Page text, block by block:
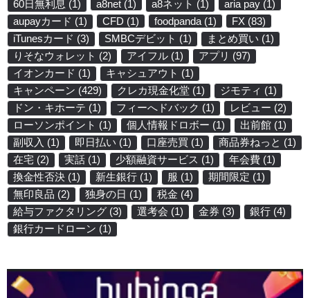
60日無利息 (1) a8net (1) a8ネット (1) aria pay (1)
aupayカード (1) CFD (1) foodpanda (1) FX (83)
iTunesカード (3) SMBCデビット (1) まとめ買い (1)
りそなウォレット (2) アイフル (1) アプリ (97)
イオンカード (1) キャシュアウト (1)
キャンペーン (429) クレカ現金化堂 (1) ジモティ (1)
ドン・キホーテ (1) フィーへドバック (1) レビュー (2)
ローソンポイント (1) 個人情報ドロボー (1) 出前館 (1)
副収入 (1) 即日払い (1) 口座売買 (1) 商品券ねっと (1)
在宅 (2) 実話 (1) 少額融資サービス (1) 年会費 (1)
換金性否決 (1) 新生銀行 (1) 服 (1) 期間限定 (1)
無印良品 (2) 独身の日 (1) 税金 (4)
給与ファクタリング (3) 選考会 (1) 金券 (3) 銀行 (4)
銀行カードローン (1)